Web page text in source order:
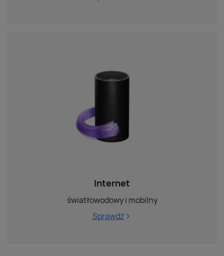
Internet
światłowodowy i mobilny
Sprawdź